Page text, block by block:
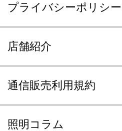
プライバシーポリシー
店舗紹介
通信販売利用規約
照明コラム